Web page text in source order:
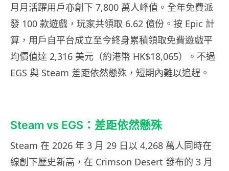
月月活躍用戶亦創下 7,800 萬人峰值。全年免費派
發 100 款遊戲，玩家共領取 6.62 億份。按 Epic 計
算，用戶自平台成立至今終身累積領取免費遊戲平
均價值達 2,316 美元（約港幣 HK$18,065）。不過
EGS 與 Steam 差距依然懸殊，短期內難以追趕。
Steam vs EGS：差距依然懸殊
Steam 在 2026 年 3 月 29 日以 4,268 萬人同時在
線創下歷史新高，在 Crimson Desert 發布的 3 月